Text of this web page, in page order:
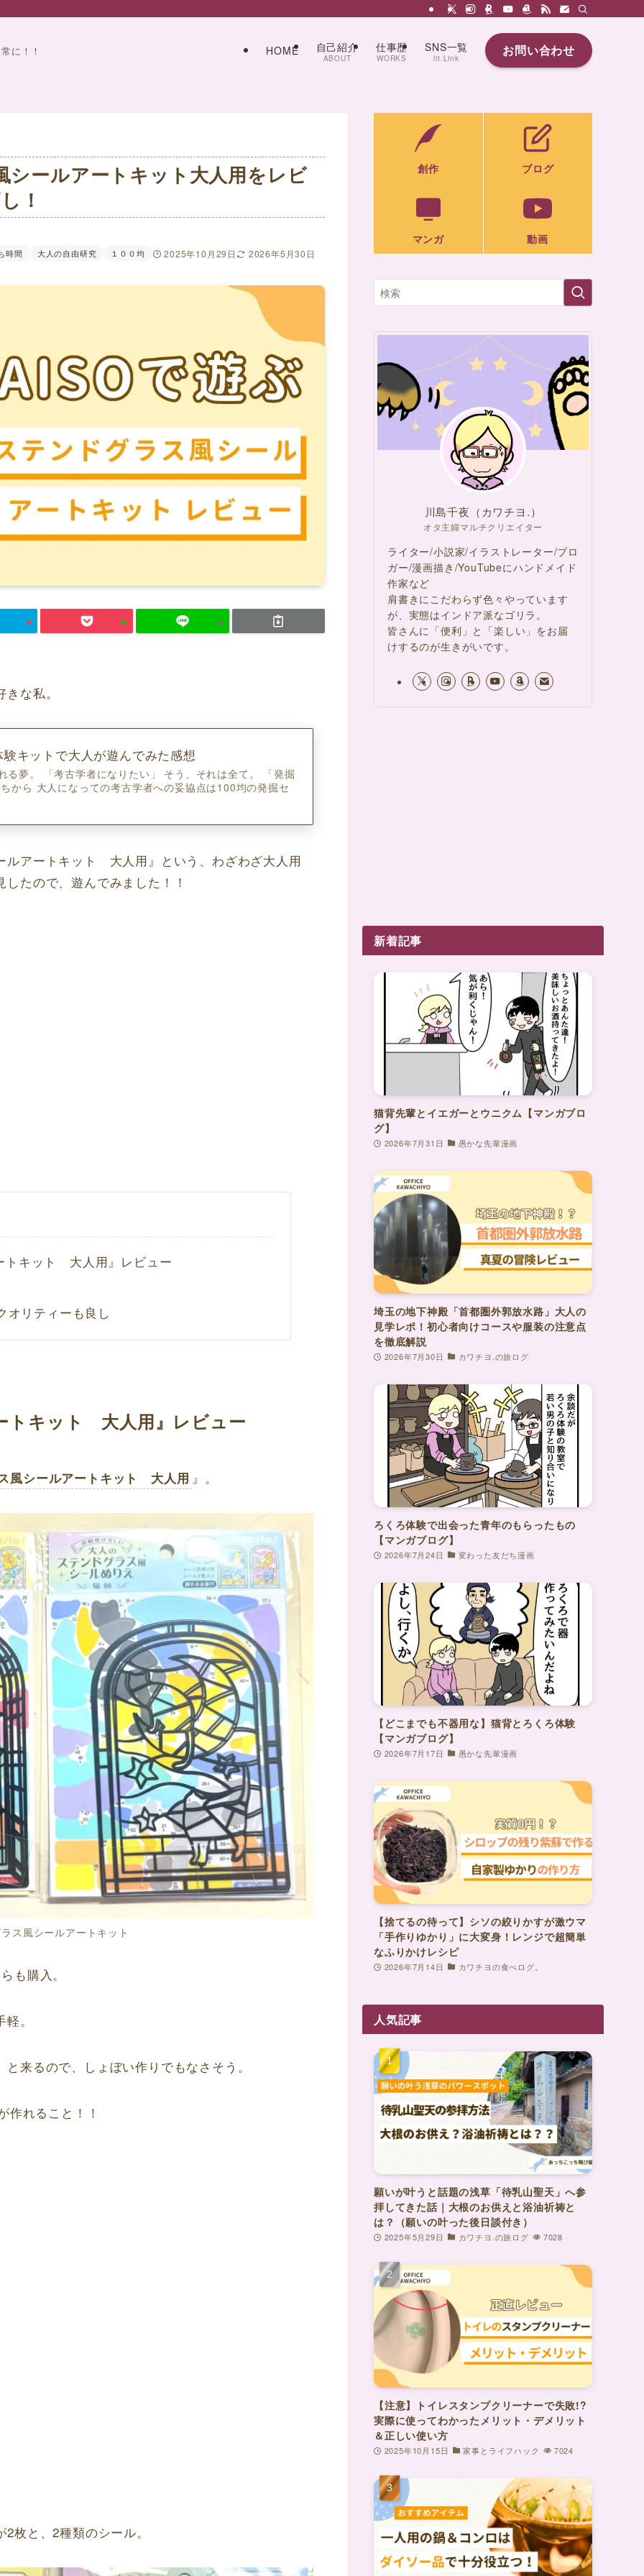
に！！ HOME 自己紹介
ABOUT
仕事歴
WORKS
SNS一覧
lit.Link お問い合わせ
ールアートキット大人用をレビ
！
時間 大人の自由研究 １００均 2025年10月29日 2026年5月30日
な私。
キットで大人が遊んでみた感想
る夢。 「考古学者になりたい」 そう、それは全て。 「発掘
から 大人になっての考古学者への妥協点は100均の発掘セ
ルアートキット 大人用』という、わざわざ大人用
たので、遊んでみました！！
トキット 大人用』レビュー
オリティーも良し
トキット 大人用』レビュー
風シールアートキット 大人用 』。
ス風シールアートキット
も購入。
。
来るので、しょぼい作りでもなさそう。
作れること！！
枚と、2種類のシール。
創作 ブログ
マンガ 動画
川島千夜（カワチヨ.）
オタ主婦マルチクリエイター
ライター/小説家/イラストレーター/ブロ
ガー/漫画描き/YouTubeにハンドメイド
作家など
肩書きにこだわらず色々やっています
が、実態はインドア派なゴリラ。
皆さんに「便利」と「楽しい」をお届
けするのが生きがいです。
新着記事
猫背先輩とイエガーとウニクム【マンガブロ
グ】
2026年7月31日 愚かな先輩漫画
埼玉の地下神殿「首都圏外郭放水路」大人の
見学レポ！初心者向けコースや服装の注意点
を徹底解説
2026年7月30日 カワチヨ.の旅ログ
ろくろ体験で出会った青年のもらったもの
【マンガブログ】
2026年7月24日 変わった友だち漫画
【どこまでも不器用な】猫背とろくろ体験
【マンガブログ】
2026年7月17日 愚かな先輩漫画
【捨てるの待って】シソの絞りかすが激ウマ
「手作りゆかり」に大変身！レンジで超簡単
なふりかけレシピ
2026年7月14日 カワチヨの食べログ。
人気記事
願いが叶うと話題の浅草「待乳山聖天」へ参
拝してきた話｜大根のお供えと浴油祈祷と
は？（願いの叶った後日談付き）
2025年5月29日 カワチヨ.の旅ログ 7028
【注意】トイレスタンプクリーナーで失敗!?
実際に使ってわかったメリット・デメリット
＆正しい使い方
2025年10月15日 家事とライフハック 7024